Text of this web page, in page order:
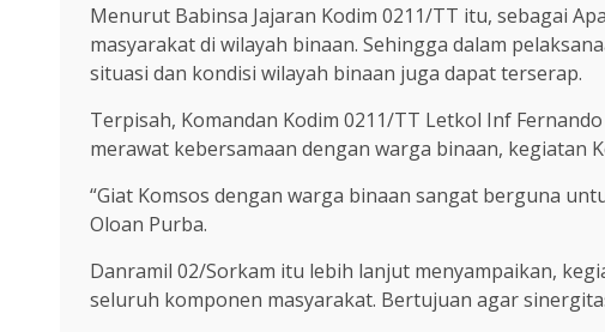
Menurut Babinsa Jajaran Kodim 0211/TT itu, sebagai
masyarakat di wilayah binaan. Sehingga dalam
situasi dan kondisi wilayah binaan juga dapat terserap.
Terpisah, Komandan Kodim 0211/TT Letkol Inf
merawat kebersamaan dengan warga binaan, kegiatan
“Giat Komsos dengan warga binaan sangat berguna
Oloan Purba.
Danramil 02/Sorkam itu lebih lanjut menyampaikan,
seluruh komponen masyarakat. Bertujuan agar